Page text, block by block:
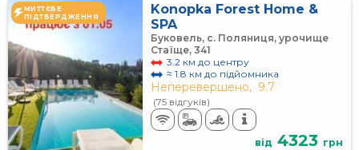
МИТТЄВЕ
ПІДТВЕРДЖЕННЯ
Konopka Forest Home &
SPA
Буковель, с. Поляниця, урочище
Стаїще, 341
3.2 км до центру
≈ 1.8 км до підйомника
Неперевершено, 9.7
(75 відгуків)
від 4323 грн